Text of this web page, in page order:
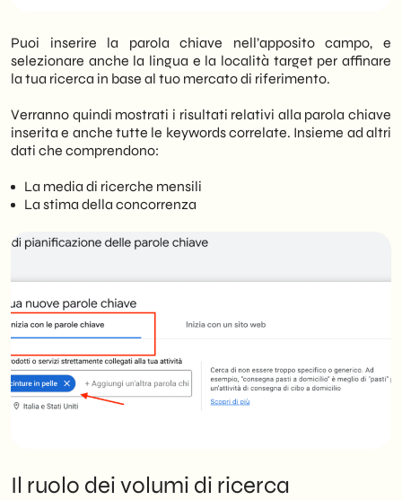
Puoi inserire la parola chiave nell’apposito campo, e
selezionare anche la lingua e la località target per affinare
la tua ricerca in base al tuo mercato di riferimento.
Verranno quindi mostrati i risultati relativi alla parola chiave
inserita e anche tutte le keywords correlate. Insieme ad altri
dati che comprendono:
La media di ricerche mensili
La stima della concorrenza
Il ruolo dei volumi di ricerca